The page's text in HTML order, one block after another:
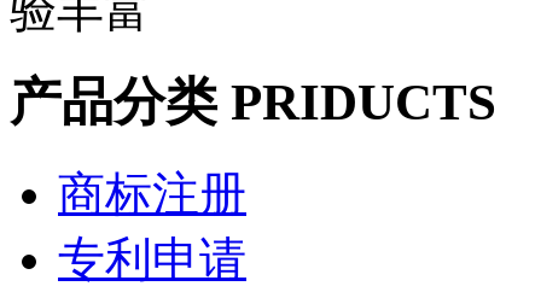
产品分类 PRIDUCTS
商标注册
专利申请